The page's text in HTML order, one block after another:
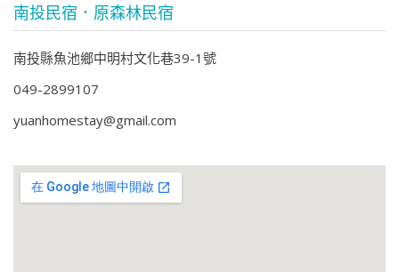
南投民宿．原森林民宿
南投縣魚池鄉中明村文化巷39-1號
049-2899107
yuanhomestay@gmail.com